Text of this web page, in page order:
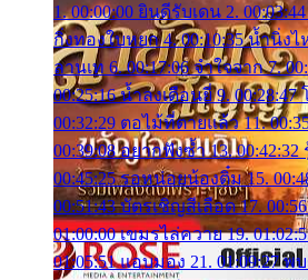
1. 00:00:00 ยินดีรับเดน 2.
กิ่งทองใบหยก 4. 00:10:35 น้ำนิ่ง
ลานเท 6. 00:17:06 จำใจจาก 7.
00:25:16 น้ำลงเดือนยี่ 9.
00:32:29 ตอไม้ที่ตายแล้ว 11.
00:39:08 อยากฟังซ้ำ 13.
00:45:25 รอหน่อยน้องติ๋ม 15.
00:51:43 บัตรเชิญสีเลือด 17.
01:00:00 เขมรไล่ควาย 19.
01:05:51 แอบมอง 21. 01:09:27